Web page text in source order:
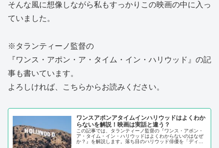
そんな風に想像しながら私もすっかりこの映画の中に入っ
ていました。
※タランティーノ監督の
『ワンス・アポン・ア・タイム・イン・ハリウッド』の記
事も書いています。
よろしければ、こちらからお読みください。
ワンスアポンアタイムインハリウッドはよくわか
らないを解説！映画は実話と違う？
この記事では、タランティーノ監督の『ワンス・アポン・
ア・タイム・イン・ハリウッドはよくわからないのはなぜ
か？』を解説します。落ち目のハリウッド俳優を「ディカ